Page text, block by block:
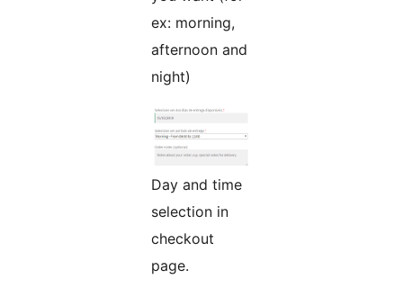
ex: morning,
afternoon and
night)
Day and time
selection in
checkout
page.